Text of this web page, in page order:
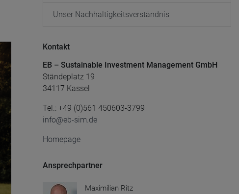
Unser Nachhaltigkeitsverständnis
Kontakt
EB – Sustainable Investment Management GmbH
Ständeplatz 19
34117 Kassel
Tel.: +49 (0)561 450603-3799
info@eb-sim.de
Homepage
Ansprechpartner
Maximilian Ritz